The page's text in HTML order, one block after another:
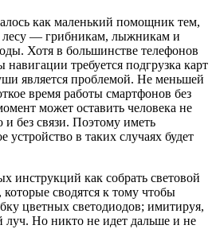
как маленький помощник тем,
лесу — грибникам, лыжникам и
Хотя в большинстве телефонов
навигации требуется подгрузка карт
является проблемой. Не меньшей
время работы смартфонов без
может оставить человека не
и без связи. Поэтому иметь
устройство в таких случаях будет
инструкций как собрать световой
сводятся к тому чтобы
цветных светодиодов; имитируя,
луч. Но никто не идет дальше и не